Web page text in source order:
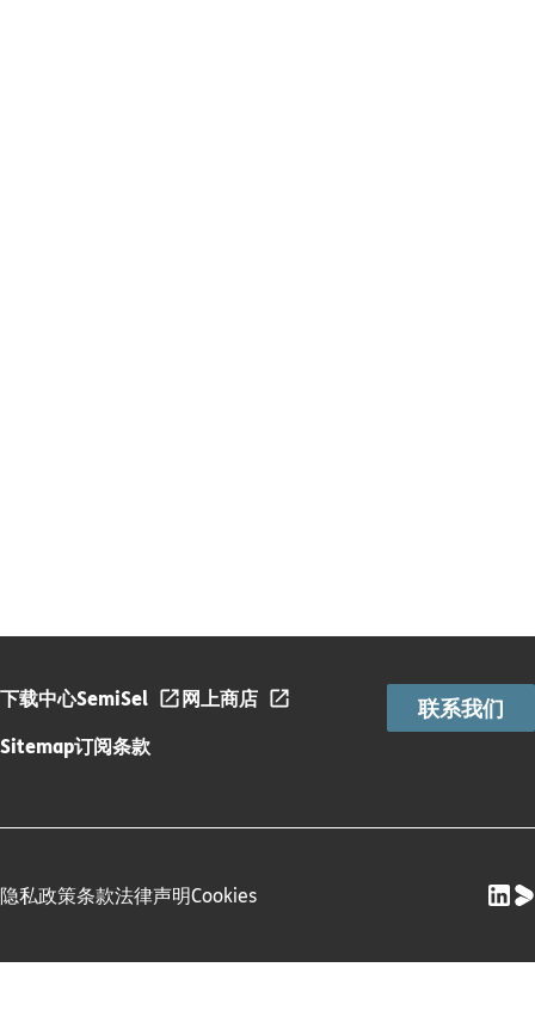
下载中心SemiSel
网上商店
Sitemap订阅条款
联系我们
隐私政策条款法律声明Cookies